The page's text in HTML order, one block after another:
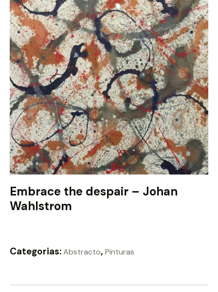
Embrace the despair – Johan
Wahlstrom
Categorias:Abstracto, Pinturas